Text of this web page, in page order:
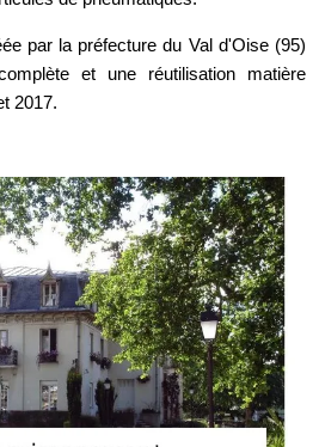
par la préfecture du Val d'Oise (95)
et une réutilisation matière
2017.